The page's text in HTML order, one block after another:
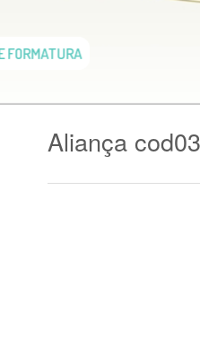
ANÉIS DE FORMATURA
Aliança